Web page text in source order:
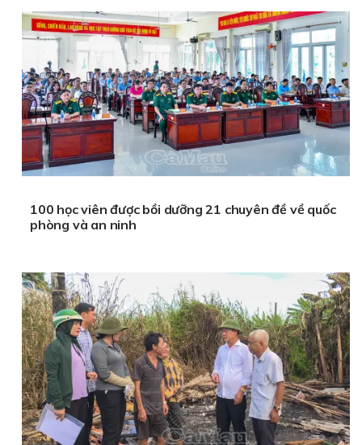
100 học viên được bồi dưỡng 21 chuyên đề về quốc
phòng và an ninh